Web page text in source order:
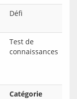
Défi
Test de
connaissances
Catégorie